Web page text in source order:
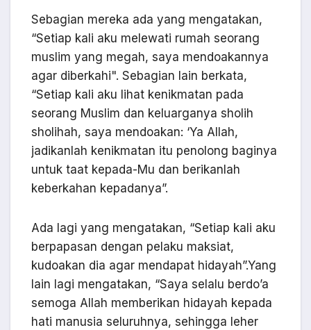
Sebagian mereka ada yang mengatakan,
“Setiap kali aku melewati rumah seorang
muslim yang megah, saya mendoakannya
agar diberkahi". Sebagian lain berkata,
“Setiap kali aku lihat kenikmatan pada
seorang Muslim dan keluarganya sholih
sholihah, saya mendoakan: ‘Ya Allah,
jadikanlah kenikmatan itu penolong baginya
untuk taat kepada-Mu dan berikanlah
keberkahan kepadanya”.
Ada lagi yang mengatakan, “Setiap kali aku
berpapasan dengan pelaku maksiat,
kudoakan dia agar mendapat hidayah”.Yang
lain lagi mengatakan, “Saya selalu berdo’a
semoga Allah memberikan hidayah kepada
hati manusia seluruhnya, sehingga leher